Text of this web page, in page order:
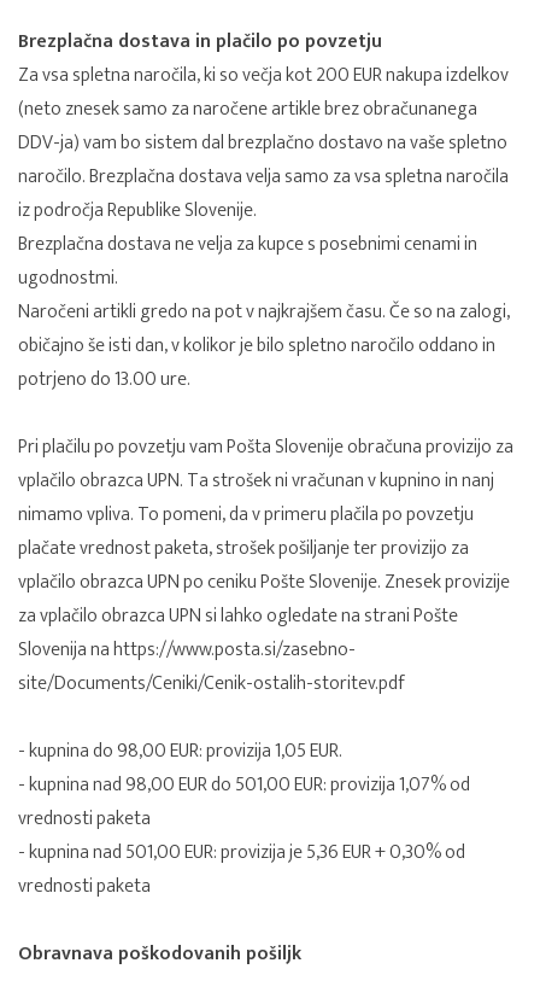
Brezplačna dostava in plačilo po povzetju
Za vsa spletna naročila, ki so večja kot 200 EUR nakupa izdelkov
(neto znesek samo za naročene artikle brez obračunanega
DDV-ja) vam bo sistem dal brezplačno dostavo na vaše spletno
naročilo. Brezplačna dostava velja samo za vsa spletna naročila
iz področja Republike Slovenije.
Brezplačna dostava ne velja za kupce s posebnimi cenami in
ugodnostmi.
Naročeni artikli gredo na pot v najkrajšem času. Če so na zalogi,
običajno še isti dan, v kolikor je bilo spletno naročilo oddano in
potrjeno do 13.00 ure.
Pri plačilu po povzetju vam Pošta Slovenije obračuna provizijo za
vplačilo obrazca UPN. Ta strošek ni vračunan v kupnino in nanj
nimamo vpliva. To pomeni, da v primeru plačila po povzetju
plačate vrednost paketa, strošek pošiljanje ter provizijo za
vplačilo obrazca UPN po ceniku Pošte Slovenije. Znesek provizije
za vplačilo obrazca UPN si lahko ogledate na strani Pošte
Slovenija nahttps://www.posta.si/zasebno-
site/Documents/Ceniki/Cenik-ostalih-storitev.pdf
- kupnina do 98,00 EUR: provizija 1,05 EUR.
- kupnina nad 98,00 EUR do 501,00 EUR: provizija 1,07% od
vrednosti paketa
- kupnina nad 501,00 EUR: provizija je 5,36 EUR + 0,30% od
vrednosti paketa
Obravnava poškodovanih pošiljk